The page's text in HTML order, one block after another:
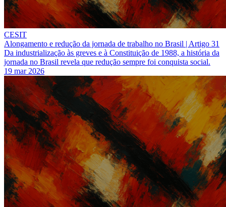
CESIT
Alongamento e redução da jornada de trabalho no Brasil | Artigo 31
Da industrialização às greves e à Constituição de 1988, a história da
jornada no Brasil revela que redução sempre foi conquista social.
19 mar 2026